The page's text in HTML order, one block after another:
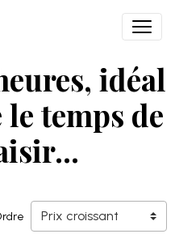
idéal
temps de